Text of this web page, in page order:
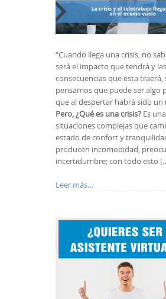
“Cuando llega una crisis, no
será el impacto que tendrá y las
consecuencias que esta traerá,
pensamos que puede ser algo
que al despertar habrá sido un
Pero, ¿Qué es una crisis? Es
situaciones complejas que
estado de confort y
producen incomodidad,
incertidumbre; con todo esto
Leer más…